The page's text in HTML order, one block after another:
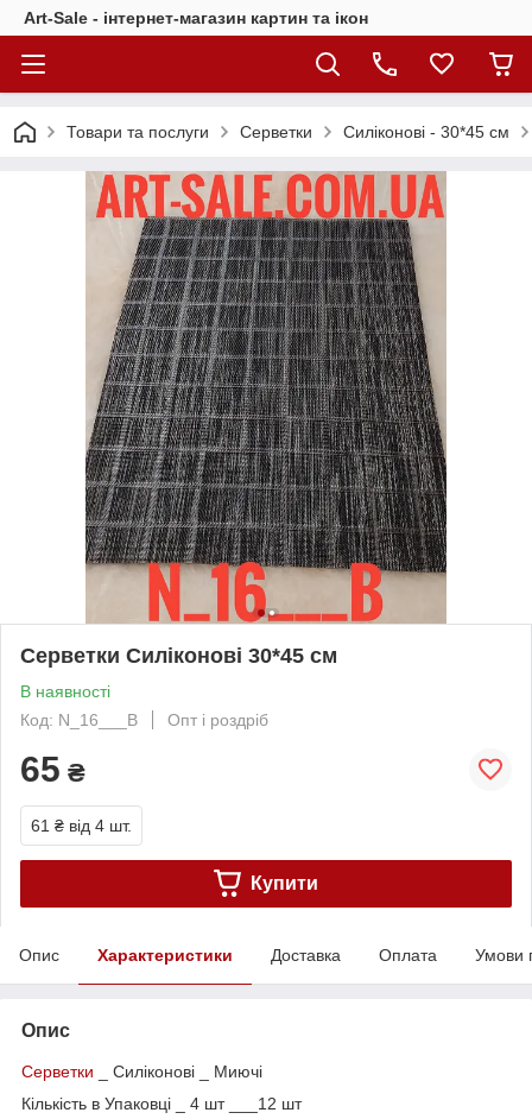
Art-Sale - інтернет-магазин картин та ікон
Товари та послуги Серветки Силіконові - 30*45 см
Серветки Силіконові 30*45 см
В наявності
Код: N_16___B
Опт і роздріб
65 ₴
61 ₴ від 4 шт.
Купити
Опис Характеристики Доставка Оплата Умови
Опис
Серветки _ Силіконові _ Миючі
Кількість в Упаковці _ 4 шт ___12 шт